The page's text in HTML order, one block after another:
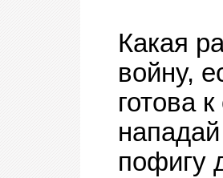
Какая
войну,
готова
пофигу